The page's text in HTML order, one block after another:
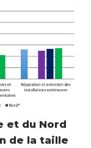
et du Nord
de la taille